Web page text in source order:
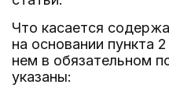
Что касается
на основании пункта
нем в обязательном
указаны: